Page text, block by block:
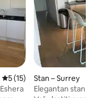
Prosječna ocjena: 5/5,
5 (15)
Stan – Surrey
Elegantan stan na